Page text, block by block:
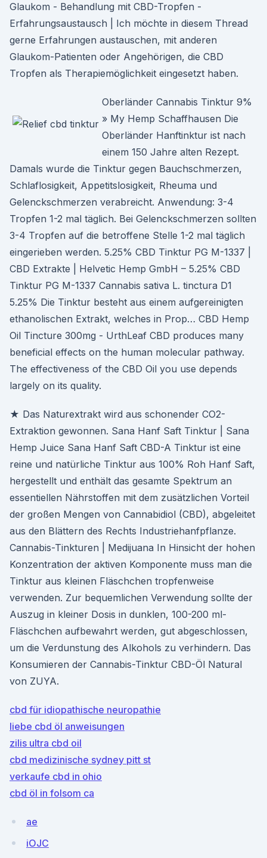
Glaukom - Behandlung mit CBD-Tropfen -
Erfahrungsaustausch | Ich möchte in diesem Thread
gerne Erfahrungen austauschen, mit anderen
Glaukom-Patienten oder Angehörigen, die CBD
Tropfen als Therapiemöglichkeit eingesetzt haben.
Oberländer Cannabis Tinktur 9%
» My Hemp Schaffhausen Die
Oberländer Hanftinktur ist nach
einem 150 Jahre alten Rezept.
Damals wurde die Tinktur gegen Bauchschmerzen,
Schlaflosigkeit, Appetitslosigkeit, Rheuma und
Gelenckschmerzen verabreicht. Anwendung: 3-4
Tropfen 1-2 mal täglich. Bei Gelenckschmerzen sollten
3-4 Tropfen auf die betroffene Stelle 1-2 mal täglich
eingerieben werden. 5.25% CBD Tinktur PG M-1337 |
CBD Extrakte | Helvetic Hemp GmbH – 5.25% CBD
Tinktur PG M-1337 Cannabis sativa L. tinctura D1
5.25% Die Tinktur besteht aus einem aufgereinigten
ethanolischen Extrakt, welches in Prop… CBD Hemp
Oil Tincture 300mg - UrthLeaf CBD produces many
beneficial effects on the human molecular pathway.
The effectiveness of the CBD Oil you use depends
largely on its quality.
★ Das Naturextrakt wird aus schonender CO2-
Extraktion gewonnen. Sana Hanf Saft Tinktur | Sana
Hemp Juice Sana Hanf Saft CBD-A Tinktur ist eine
reine und natürliche Tinktur aus 100% Roh Hanf Saft,
hergestellt und enthält das gesamte Spektrum an
essentiellen Nährstoffen mit dem zusätzlichen Vorteil
der großen Mengen von Cannabidiol (CBD), abgeleitet
aus den Blättern des Rechts Industriehanfpflanze.
Cannabis-Tinkturen | Medijuana In Hinsicht der hohen
Konzentration der aktiven Komponente muss man die
Tinktur aus kleinen Fläschchen tropfenweise
verwenden. Zur bequemlichen Verwendung sollte der
Auszug in kleiner Dosis in dunklen, 100-200 ml-
Fläschchen aufbewahrt werden, gut abgeschlossen,
um die Verdunstung des Alkohols zu verhindern. Das
Konsumieren der Cannabis-Tinktur CBD-Öl Natural
von ZUYA.
cbd für idiopathische neuropathie
liebe cbd öl anweisungen
zilis ultra cbd oil
cbd medizinische sydney pitt st
verkaufe cbd in ohio
cbd öl in folsom ca
ae
iOJC